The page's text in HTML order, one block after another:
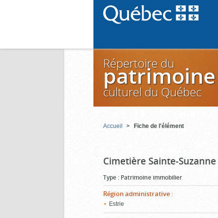
Répertoire du
patrimoine
culturel du Québec
Accueil Fiche de l'élément
Cimetière Sainte-Suzanne
Type : Patrimoine immobilier
Région administrative :
Estrie